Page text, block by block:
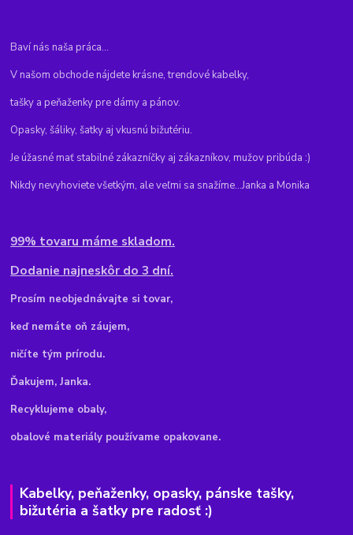
Baví nás naša práca...
V našom obchode nájdete krásne, trendové kabelky,
tašky a peňaženky pre dámy a pánov.
Opasky, šáliky, šatky aj vkusnú bižutériu.
Je úžasné mať stabilné zákazníčky aj zákazníkov, mužov pribúda :)
Nikdy nevyhoviete všetkým, ale veľmi sa snažíme...Janka a Monika
99% tovaru máme skladom.
Dodanie najneskôr do 3 dní.
Prosím neobjednávajte si tovar,
keď nemáte oň záujem,
ničíte tým prírodu.
Ďakujem, Janka.
Recyklujeme obaly,
obalové materiály používame opakovane.
Kabelky, peňaženky, opasky, pánske tašky,
bižutéria a šatky pre radosť :)